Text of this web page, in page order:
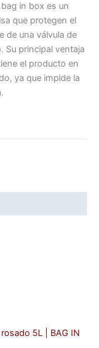
in box es un
que protegen el
de una válvula de
Su principal ventaja
el producto en
ya que impide la